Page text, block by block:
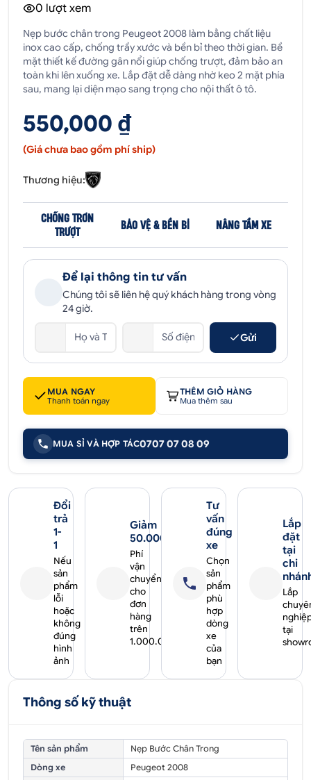
0 lượt xem
Nẹp bước chân trong Peugeot 2008 làm bằng chất liệu
inox cao cấp, chống trầy xước và bền bỉ theo thời gian. Bề
mặt thiết kế đường gân nổi giúp chống trượt, đảm bảo an
toàn khi lên xuống xe. Lắp đặt dễ dàng nhờ keo 2 mặt phía
sau, mang lại diện mạo sang trọng cho nội thất ô tô.
550,000 ₫
(Giá chưa bao gồm phí ship)
Thương hiệu:
CHỐNG TRƠN
TRƯỢT
BẢO VỆ & BỀN BỈ NÂNG TẦM XE
Để lại thông tin tư vấn
Chúng tôi sẽ liên hệ quý khách hàng trong vòng
24 giờ.
Gửi
MUA NGAY
Thanh toán ngay
THÊM GIỎ HÀNG
Mua thêm sau
MUA SỈ VÀ HỢP TÁC0707 07 08 09
Đổi
trả
1-
1
Nếu
sản
phẩm
lỗi
hoặc
không
đúng
hình
ảnh
Giảm
50.000₫
Phí
vận
chuyển
cho
đơn
hàng
trên
1.000.000₫
Tư
vấn
đúng
xe
Chọn
sản
phẩm
phù
hợp
dòng
xe
của
bạn
Lắp
đặt
tại
chi
Lắp
tại
Thông số kỹ thuật
Tên sản phẩm
Nẹp Bước Chân Trong
Dòng xe
Peugeot 2008